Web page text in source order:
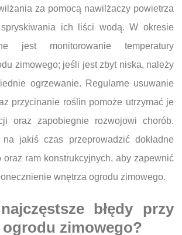
za pomocą nawilżaczy powietrza
spryskiwania ich liści wodą. W okresie
jest monitorowanie temperatury
zimowego; jeśli jest zbyt niska, należy
ogrzewanie. Regularne usuwanie
przycinanie roślin pomoże utrzymać je
oraz zapobiegnie rozwojowi chorób.
jakiś czas przeprowadzić dokładne
oraz ram konstrukcyjnych, aby zapewnić
wnętrza ogrodu zimowego.
błędy przy
zimowego?